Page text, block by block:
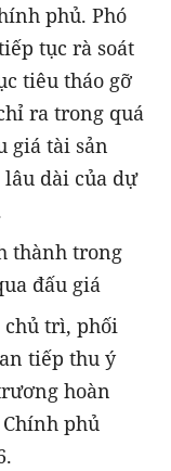
phủ. Phó
tục rà soát
tiêu tháo gỡ
ra trong quá
giá tài sản
dài của dự
thành trong
đấu giá
chủ trì, phối
tiếp thu ý
hoàn
phủ